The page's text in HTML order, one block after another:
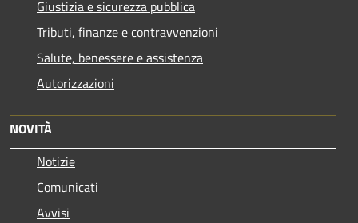
Giustizia e sicurezza pubblica
Tributi, finanze e contravvenzioni
Salute, benessere e assistenza
Autorizzazioni
NOVITÀ
Notizie
Comunicati
Avvisi